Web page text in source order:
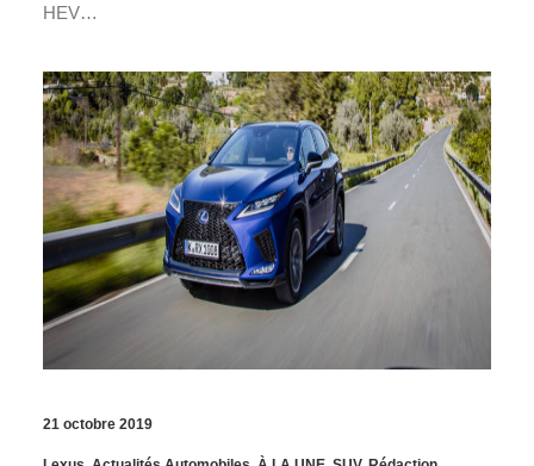
HEV…
21 octobre 2019